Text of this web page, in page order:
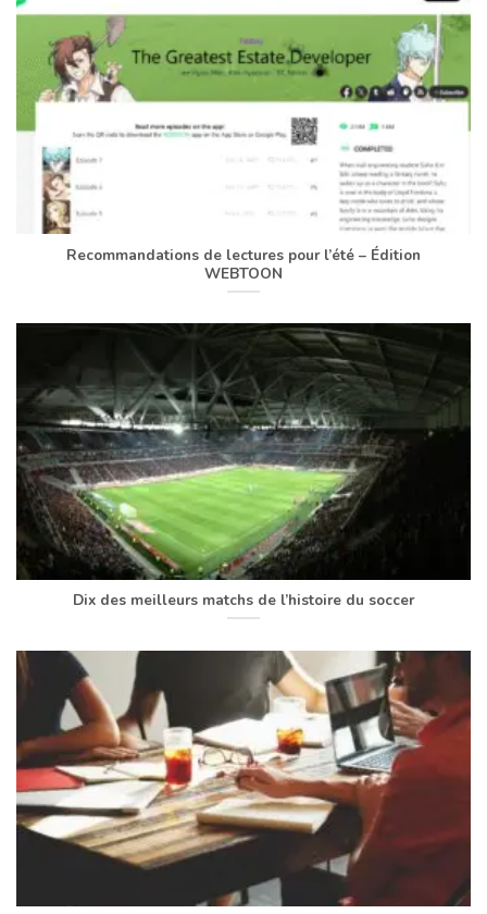
Recommandations de lectures pour l’été – Édition
WEBTOON
Dix des meilleurs matchs de l’histoire du soccer